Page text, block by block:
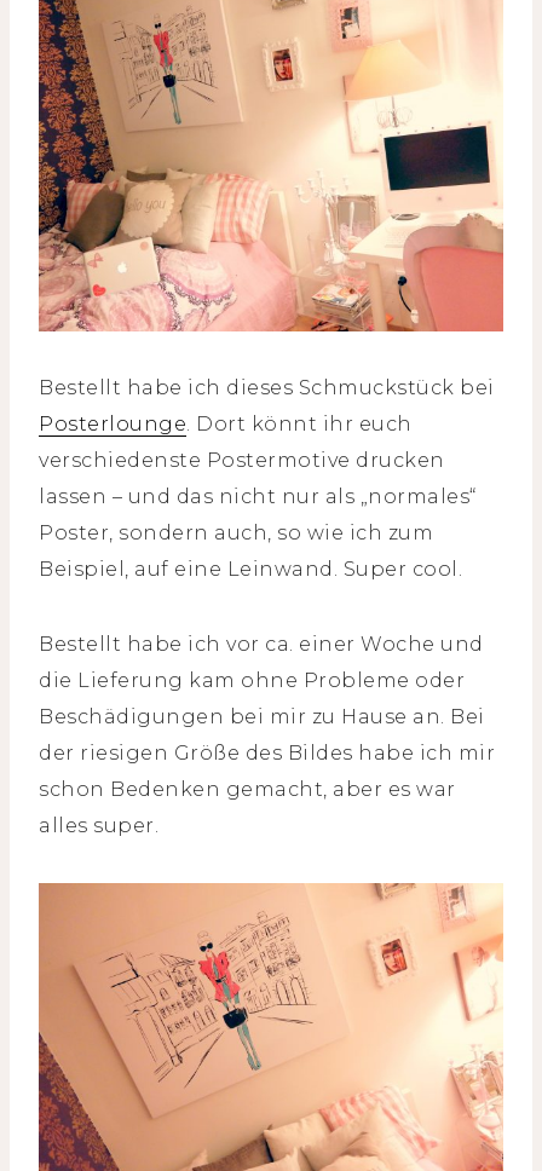
Bestellt habe ich dieses Schmuckstück bei
Posterlounge. Dort könnt ihr euch
verschiedenste Postermotive drucken
lassen – und das nicht nur als „normales“
Poster, sondern auch, so wie ich zum
Beispiel, auf eine Leinwand. Super cool.
Bestellt habe ich vor ca. einer Woche und
die Lieferung kam ohne Probleme oder
Beschädigungen bei mir zu Hause an. Bei
der riesigen Größe des Bildes habe ich mir
schon Bedenken gemacht, aber es war
alles super.